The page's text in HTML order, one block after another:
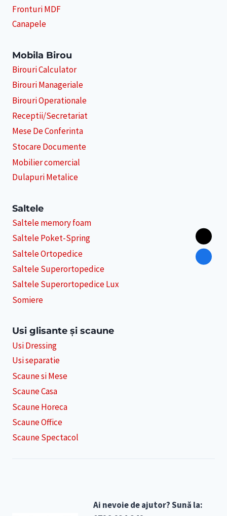
Fronturi MDF
Canapele
Mobila Birou
Birouri Calculator
Birouri Manageriale
Birouri Operationale
Receptii/Secretariat
Mese De Conferinta
Stocare Documente
Mobilier comercial
Dulapuri Metalice
Saltele
Saltele memory foam
Saltele Poket-Spring
Saltele Ortopedice
Saltele Superortopedice
Saltele Superortopedice Lux
Somiere
Usi glisante și scaune
Usi Dressing
Usi separatie
Scaune si Mese
Scaune Casa
Scaune Horeca
Scaune Office
Scaune Spectacol
Ai nevoie de ajutor? Sună la: